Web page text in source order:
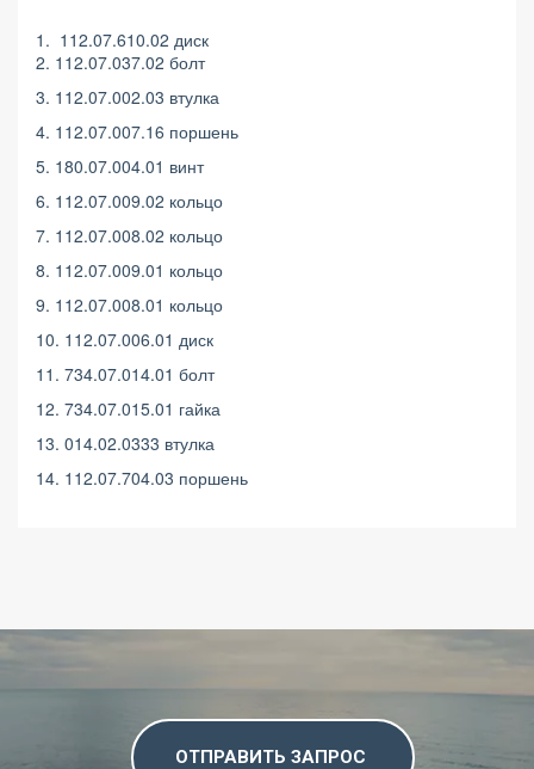
1. 112.07.610.02 диск
2. 112.07.037.02 болт
3. 112.07.002.03 втулка
4. 112.07.007.16 поршень
5. 180.07.004.01 винт
6. 112.07.009.02 кольцо
7. 112.07.008.02 кольцо
8. 112.07.009.01 кольцо
9. 112.07.008.01 кольцо
10. 112.07.006.01 диск
11. 734.07.014.01 болт
12. 734.07.015.01 гайка
13. 014.02.0333 втулка
14. 112.07.704.03 поршень
ОТПРАВИТЬ ЗАПРОС